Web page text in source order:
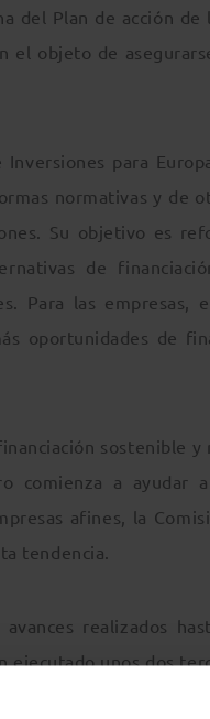
del Plan de acción
el objeto de
para
normativas y de
Su objetivo es
de
Para las empresas,
oportunidades de
sostenible
a ayudar
afines, la
tendencia.
realizados
ejecutado unos dos
dos propuestas